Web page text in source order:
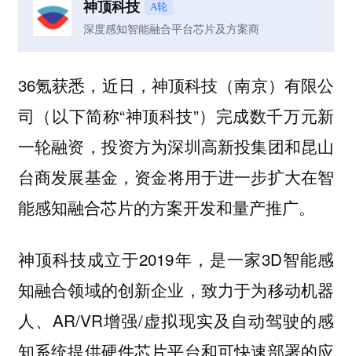
神顶科技 A轮
深度感知智能融合平台芯片及方案商
36氪获悉，近日，神顶科技（南京）有限公
司（以下简称“神顶科技”）完成数千万元新
一轮融资，投资方为深圳高新投集团和昆山
台商发展基金， 资金将用于进一步扩大在智
能感知融合芯片的方案开发和量产推广。
神顶科技成立于2019年，是一家3D智能感
知融合领域的创新企业，致力于为移动机器
人、AR/VR增强/虚拟现实及自动驾驶的感
知系统提供硬件芯片平台和可快速部署的应